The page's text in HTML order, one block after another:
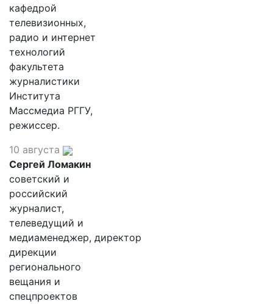
кафедрой
телевизионных,
радио и интернет
технологий
факультета
журналистики
Института
Массмедиа РГГУ,
режиссер.
10 августа
Сергей Ломакин
советский и
российский
журналист,
телеведущий и
медиаменеджер, директор
дирекции
регионального
вещания и
спецпроектов